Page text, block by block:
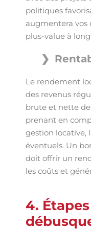
politiques
augmentera vos
plus-value à
Le rendement
des revenus
brute et nette
prenant en
gestion locative,
éventuels. Un
doit offrir un
les coûts et
4.